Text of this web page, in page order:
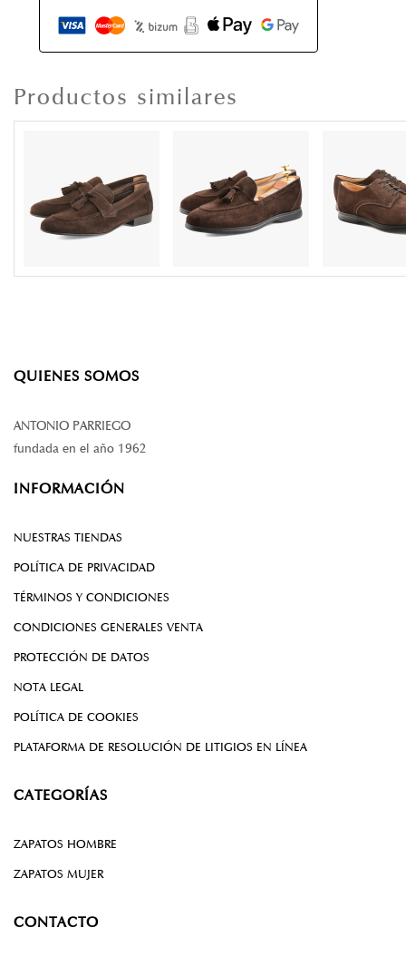
Productos similares
QUIENES SOMOS
ANTONIO PARRIEGO
fundada en el año 1962
INFORMACIÓN
NUESTRAS TIENDAS
POLÍTICA DE PRIVACIDAD
TÉRMINOS Y CONDICIONES
CONDICIONES GENERALES VENTA
PROTECCIÓN DE DATOS
NOTA LEGAL
POLÍTICA DE COOKIES
PLATAFORMA DE RESOLUCIÓN DE LITIGIOS EN LÍNEA
CATEGORÍAS
ZAPATOS HOMBRE
ZAPATOS MUJER
CONTACTO